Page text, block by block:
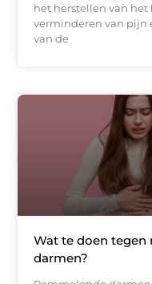
het herstellen van het
verminderen van pijn
van de
Wat te doen tegen
darmen?